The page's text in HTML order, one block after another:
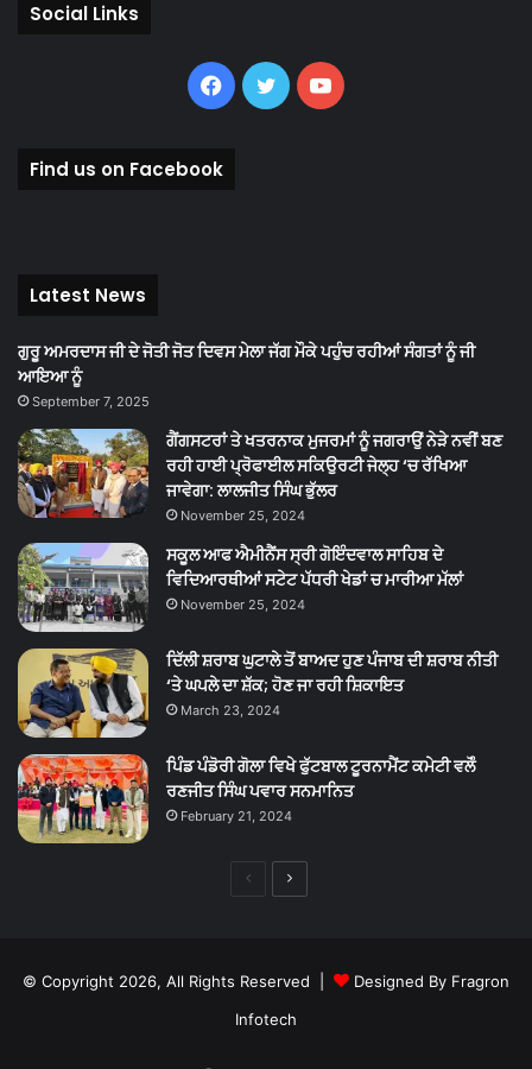
Social Links
Facebook
TwitterYouTube
Find us on Facebook
Latest News
ਗੁਰੂ ਅਮਰਦਾਸ ਜੀ ਦੇ ਜੋਤੀ ਜੋਤ ਦਿਵਸ ਮੇਲਾ ਜੱਗ ਮੌਕੇ ਪਹੁੰਚ ਰਹੀਆਂ ਸੰਗਤਾਂ ਨੂੰ ਜੀ
ਆਇਆ ਨੂੰ
September 7, 2025
ਗੈਂਗਸਟਰਾਂ ਤੇ ਖਤਰਨਾਕ ਮੁਜਰਮਾਂ ਨੂੰ ਜਗਰਾਉਂ ਨੇੜੇ ਨਵੀਂ ਬਣ
ਰਹੀ ਹਾਈ ਪ੍ਰੋਫਾਈਲ ਸਕਿਉਰਟੀ ਜੇਲ੍ਹ ‘ਚ ਰੱਖਿਆ
ਜਾਵੇਗਾ: ਲਾਲਜੀਤ ਸਿੰਘ ਭੁੱਲਰ
November 25, 2024
ਸਕੂਲ ਆਫ ਐਮੀਨੈਂਸ ਸ੍ਰੀ ਗੋਇੰਦਵਾਲ ਸਾਹਿਬ ਦੇ
ਵਿਦਿਆਰਥੀਆਂ ਸਟੇਟ ਪੱਧਰੀ ਖੇਡਾਂ ਚ ਮਾਰੀਆ ਮੱਲਾਂ
November 25, 2024
ਦਿੱਲੀ ਸ਼ਰਾਬ ਘੁਟਾਲੇ ਤੋਂ ਬਾਅਦ ਹੁਣ ਪੰਜਾਬ ਦੀ ਸ਼ਰਾਬ ਨੀਤੀ
‘ਤੇ ਘਪਲੇ ਦਾ ਸ਼ੱਕ; ਹੋਣ ਜਾ ਰਹੀ ਸ਼ਿਕਾਇਤ
March 23, 2024
ਪਿੰਡ ਪੰਡੋਰੀ ਗੋਲਾ ਵਿਖੇ ਫੁੱਟਬਾਲ ਟੂਰਨਾਮੈਂਟ ਕਮੇਟੀ ਵਲੋੰ
ਰਣਜੀਤ ਸਿੰਘ ਪਵਾਰ ਸਨਮਾਨਿਤ
February 21, 2024
PreviousNext
© Copyright 2026, All Rights Reserved |
Designed By Fragron
Infotech